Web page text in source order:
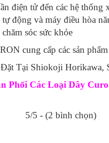
điện tử đến các hệ thống
tự động và máy điều hòa
sóc sức khỏe
cung cấp các sản
Tại Shiokoji
Phối Các Loại Dây
5/5 - (2 bình chọn)